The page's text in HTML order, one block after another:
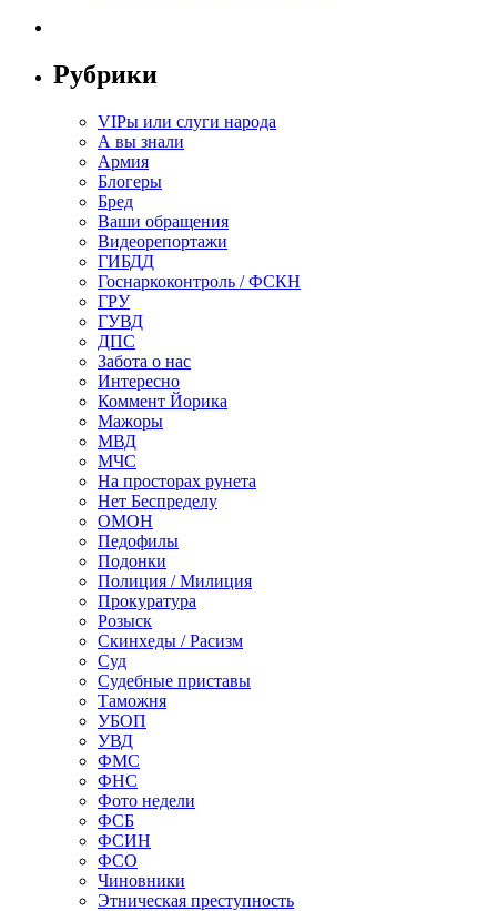
Рубрики
VIPы или слуги народа
А вы знали
Армия
Блогеры
Бред
Ваши обращения
Видеорепортажи
ГИБДД
Госнаркоконтроль / ФСКН
ГРУ
ГУВД
ДПС
Забота о нас
Интересно
Коммент Йорика
Мажоры
МВД
МЧС
На просторах рунета
Нет Беспределу
ОМОН
Педофилы
Подонки
Полиция / Милиция
Прокуратура
Розыск
Скинхеды / Расизм
Суд
Судебные приставы
Таможня
УБОП
УВД
ФМС
ФНС
Фото недели
ФСБ
ФСИН
ФСО
Чиновники
Этническая преступность